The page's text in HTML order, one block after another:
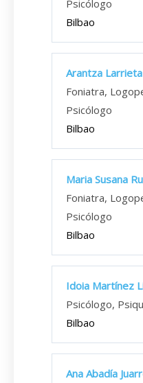
Psicólogo
Bilbao
Arantza
Foniatra,
Psicólogo
Bilbao
Maria Susana
Foniatra,
Psicólogo
Bilbao
Idoia Martínez
Psicólogo,
Bilbao
Ana Abadía